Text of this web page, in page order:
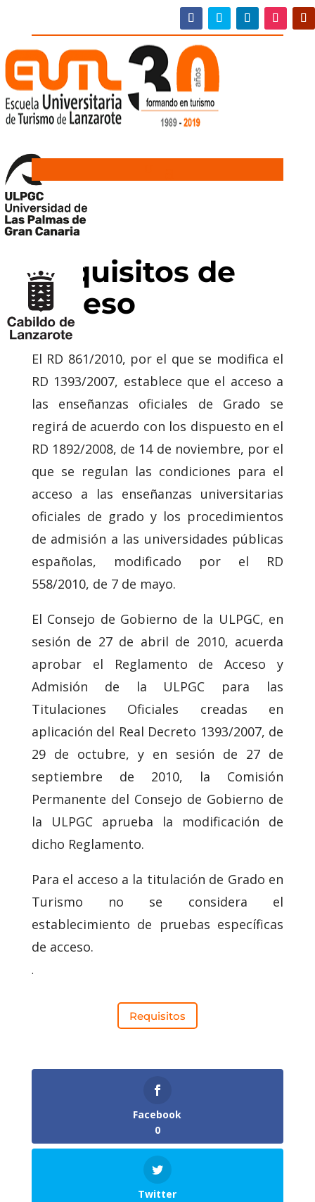
Requisitos de
acceso
El RD 861/2010, por el que se modifica el
RD 1393/2007, establece que el acceso a
las enseñanzas oficiales de Grado se
regirá de acuerdo con los dispuesto en el
RD 1892/2008, de 14 de noviembre, por el
que se regulan las condiciones para el
acceso a las enseñanzas universitarias
oficiales de grado y los procedimientos
de admisión a las universidades públicas
españolas, modificado por el RD
558/2010, de 7 de mayo.
El Consejo de Gobierno de la ULPGC, en
sesión de 27 de abril de 2010, acuerda
aprobar el Reglamento de Acceso y
Admisión de la ULPGC para las
Titulaciones Oficiales creadas en
aplicación del Real Decreto 1393/2007, de
29 de octubre, y en sesión de 27 de
septiembre de 2010, la Comisión
Permanente del Consejo de Gobierno de
la ULPGC aprueba la modificación de
dicho Reglamento.
Para el acceso a la titulación de Grado en
Turismo no se considera el
establecimiento de pruebas específicas
de acceso.
.
Requisitos
Facebook
0
Twitter